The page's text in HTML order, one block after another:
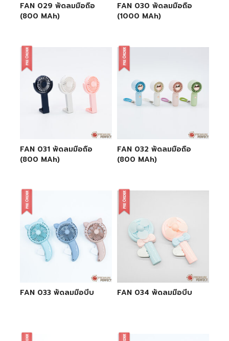
FAN 029 พัดลมมือถือ
(800 MAh)
FAN 030 พัดลมมือถือ
(1000 MAh)
FAN 031 พัดลมมือถือ
(800 MAh)
FAN 032 พัดลมมือถือ
(800 MAh)
FAN 033 พัดลมมือบีบ FAN 034 พัดลมมือบีบ